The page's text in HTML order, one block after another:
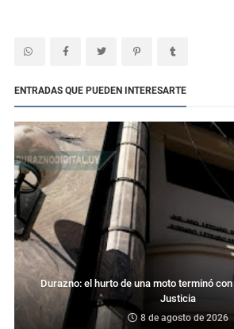
ENTRADAS QUE PUEDEN INTERESARTE
Durazno: el hurto de una moto terminó
Justicia
8 de agosto de 2026